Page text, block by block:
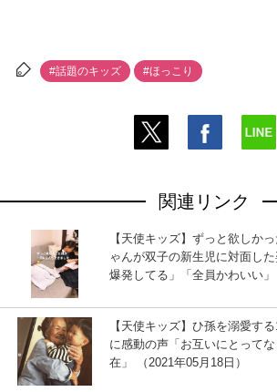
#話題のキッズ #ほっこり
関連リンク
【天使キッズ】ずっと欲しか
ゃんが双子の新生児に対面し
爆発してる」「全員かわいい」
【天使キッズ】ひ孫を溺愛す
に感動の声「お互いにとって
在」 （2021年05月18日）